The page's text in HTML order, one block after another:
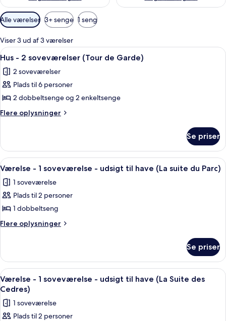
Tilgængelige
filtre
for
værelser
Alle værelser 3+ senge 1 seng
Viser 3 ud af 3 værelser
Indlæs
alle
billeder
af
Hus
-
(Tour
de
Garde)
En hyggelig stue med en gul sofa,
14
Hus - 2 soveværelser (Tour de Garde)
2 soveværelser
Plads til 6 personer
2 dobbeltsenge og 2 enkeltsenge
Flere oplysninger
Flere
-
soveværelser
de
Garde)
Se priser
Indlæs
alle
billeder
af
Værelse
-
-
udsigt
til
have
(La
suite
Et soveværelse med en turkis væg,
11
Værelse - 1 soveværelse - udsigt til have (La suite du Parc)
1 soveværelse
Plads til 2 personer
1 dobbeltseng
Flere oplysninger
Flere
-
soveværelse
-
til
have
Se priser
Indlæs
alle
billeder
af
En seng med et mønstret
9
Værelse - 1 soveværelse - udsigt til have (La Suite des
Cedres)
1 soveværelse
Plads til 2 personer